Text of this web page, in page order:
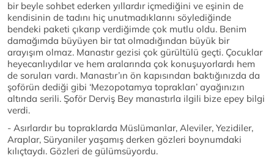
bir beyle sohbet ederken yıllardır içmediğini ve eşinin de
kendisinin de tadını hiç unutmadıklarını söylediğinde
bendeki paketi çıkarıp verdiğimde çok mutlu oldu. Benim
damağımda büyüyen bir tat olmadığından büyük bir
arayışım olmaz. Manastır gezisi çok gürültülü geçti. Çocuklar
heyecanlıydılar ve hem aralarında çok konuşuyorlardı hem
de soruları vardı. Manastır’ın ön kapısından baktığınızda da
şoförün dediği gibi ‘Mezopotamya toprakları’ ayağınızın
altında serili. Şoför Derviş Bey manastırla ilgili bize epey bilgi
verdi.
- Asırlardır bu topraklarda Müslümanlar, Aleviler, Yezidiler,
Araplar, Süryaniler yaşamış derken gözleri boynumdaki
kılıçtaydı. Gözleri de gülümsüyordu.